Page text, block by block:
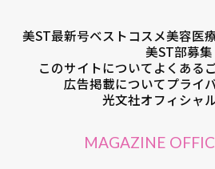
美ST最新号ベストコスメ美容医
美ST部募集
このサイトについてよくある
広告掲載についてプライ
光文社オフィシャ
MAGAZINE